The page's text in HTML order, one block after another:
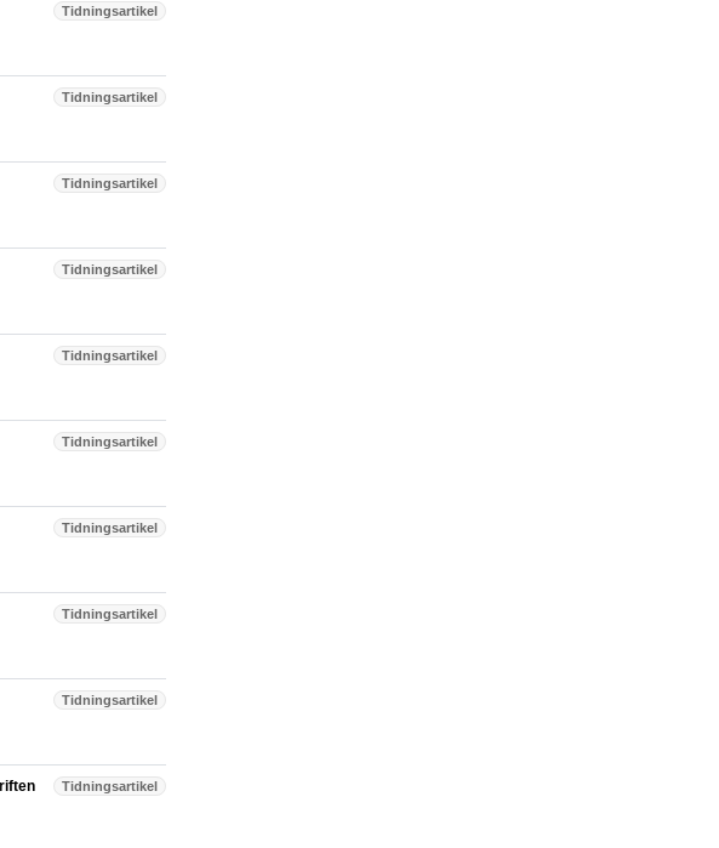
Tidningsartikel
Tidningsartikel
Tidningsartikel
Tidningsartikel
Tidningsartikel
Tidningsartikel
Tidningsartikel
Tidningsartikel
Tidningsartikel
Tidningsartikel